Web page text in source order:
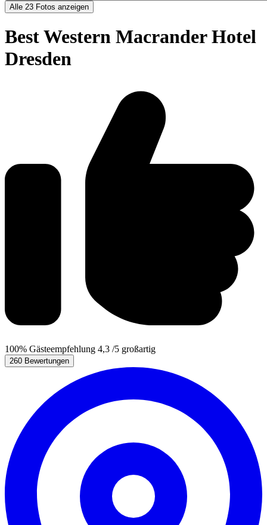
Alle 23 Fotos anzeigen
Best Western Macrander Hotel
Dresden
100% Gästeempfehlung 4,3 /5 großartig
260 Bewertungen